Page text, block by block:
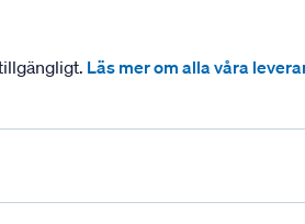
Läs mer om alla våra